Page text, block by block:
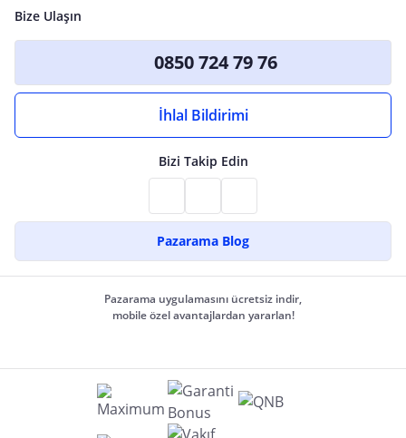
Bize Ulaşın
0850 724 79 76
İhlal Bildirimi
Bizi Takip Edin
Pazarama Blog
Pazarama uygulamasını ücretsiz indir,
mobile özel avantajlardan yararlan!